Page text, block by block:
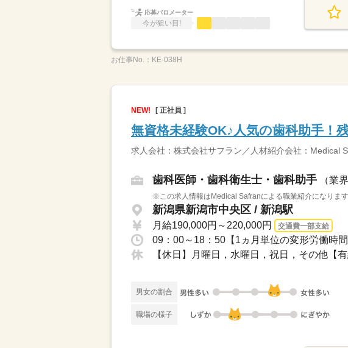
応募バロメーター
今が狙い目!
お仕事No.： KE-038H
NEW! [ 正社員 ]
無資格未経験OK♪人気の歯科助手！
求人会社：株式会社サフラン／人材紹介会社：Medical
歯科医師・歯科衛生士・歯科助手 （業
※この求人情報はMedical Safranによる職業紹介になりま
新潟県新潟市中央区 / 新潟駅
月給190,000円～220,000円 交通費一部支給
【休日】月曜日，水曜日，祝日，その他【
男女の割合
職場の様子